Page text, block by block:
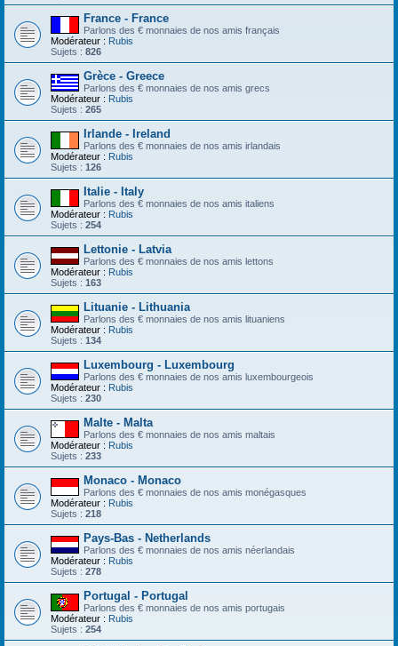
France - France
Parlons des € monnaies de nos amis français
Modérateur : Rubis
Sujets : 826
Grèce - Greece
Parlons des € monnaies de nos amis grecs
Modérateur : Rubis
Sujets : 265
Irlande - Ireland
Parlons des € monnaies de nos amis irlandais
Modérateur : Rubis
Sujets : 126
Italie - Italy
Parlons des € monnaies de nos amis italiens
Modérateur : Rubis
Sujets : 254
Lettonie - Latvia
Parlons des € monnaies de nos amis lettons
Modérateur : Rubis
Sujets : 163
Lituanie - Lithuania
Parlons des € monnaies de nos amis lituaniens
Modérateur : Rubis
Sujets : 134
Luxembourg - Luxembourg
Parlons des € monnaies de nos amis luxembourgeois
Modérateur : Rubis
Sujets : 230
Malte - Malta
Parlons des € monnaies de nos amis maltais
Modérateur : Rubis
Sujets : 233
Monaco - Monaco
Parlons des € monnaies de nos amis monégasques
Modérateur : Rubis
Sujets : 218
Pays-Bas - Netherlands
Parlons des € monnaies de nos amis néerlandais
Modérateur : Rubis
Sujets : 278
Portugal - Portugal
Parlons des € monnaies de nos amis portugais
Modérateur : Rubis
Sujets : 254